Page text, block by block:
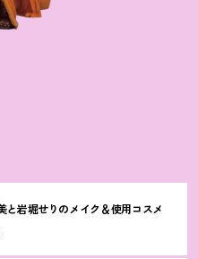
と岩堀せりのメイク＆使用コスメ